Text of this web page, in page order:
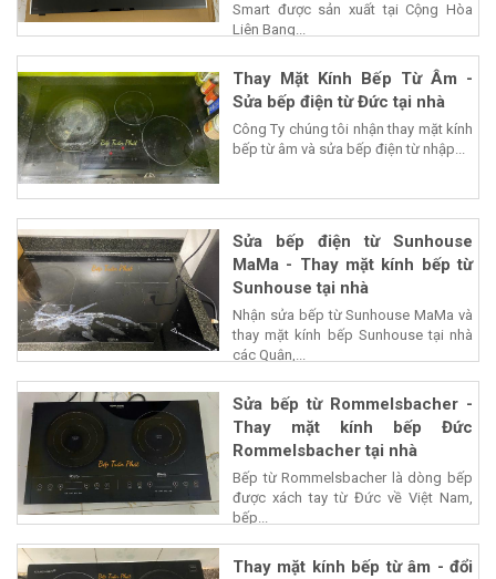
Smart được sản xuất tại Cộng Hòa
Liên Bang...
Thay Mặt Kính Bếp Từ Âm -
Sửa bếp điện từ Đức tại nhà
Công Ty chúng tôi nhận thay mặt kính
bếp từ âm và sửa bếp điện từ nhập...
Sửa bếp điện từ Sunhouse
MaMa - Thay mặt kính bếp từ
Sunhouse tại nhà
Nhận sửa bếp từ Sunhouse MaMa và
thay mặt kính bếp Sunhouse tại nhà
các Quận,...
Sửa bếp từ Rommelsbacher -
Thay mặt kính bếp Đức
Rommelsbacher tại nhà
Bếp từ Rommelsbacher là dòng bếp
được xách tay từ Đức về Việt Nam,
bếp...
Thay mặt kính bếp từ âm - đổi